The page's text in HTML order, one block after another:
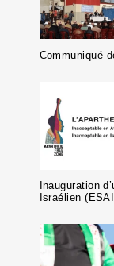
Communiqué
Inauguration
Israélien